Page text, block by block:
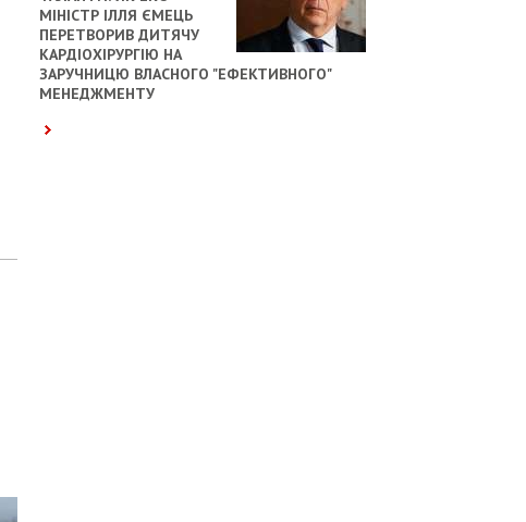
МІНІСТР ІЛЛЯ ЄМЕЦЬ
ПЕРЕТВОРИВ ДИТЯЧУ
КАРДІОХІРУРГІЮ НА
ЗАРУЧНИЦЮ ВЛАСНОГО "ЕФЕКТИВНОГО"
МЕНЕДЖМЕНТУ